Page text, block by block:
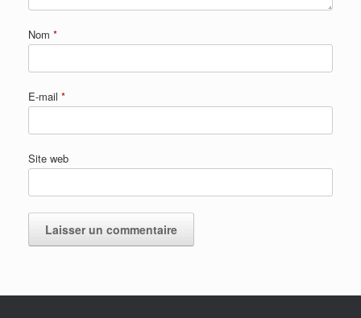
Nom *
E-mail *
Site web